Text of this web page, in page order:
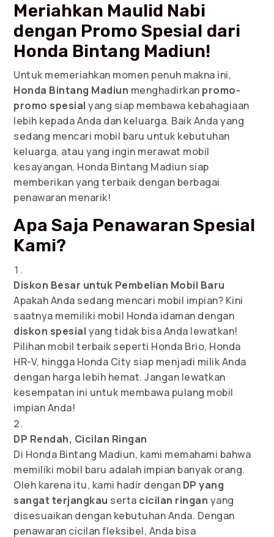
Meriahkan Maulid Nabi
dengan Promo Spesial dari
Honda Bintang Madiun!
Untuk memeriahkan momen penuh makna ini,
Honda Bintang Madiun menghadirkan promo-
promo spesial yang siap membawa kebahagiaan
lebih kepada Anda dan keluarga. Baik Anda yang
sedang mencari mobil baru untuk kebutuhan
keluarga, atau yang ingin merawat mobil
kesayangan, Honda Bintang Madiun siap
memberikan yang terbaik dengan berbagai
penawaran menarik!
Apa Saja Penawaran Spesial
Kami?
Diskon Besar untuk Pembelian Mobil Baru
Apakah Anda sedang mencari mobil impian? Kini
saatnya memiliki mobil Honda idaman dengan
diskon spesial yang tidak bisa Anda lewatkan!
Pilihan mobil terbaik seperti Honda Brio, Honda
HR-V, hingga Honda City siap menjadi milik Anda
dengan harga lebih hemat. Jangan lewatkan
kesempatan ini untuk membawa pulang mobil
impian Anda!
DP Rendah, Cicilan Ringan
Di Honda Bintang Madiun, kami memahami bahwa
memiliki mobil baru adalah impian banyak orang.
Oleh karena itu, kami hadir dengan DP yang
sangat terjangkau serta cicilan ringan yang
disesuaikan dengan kebutuhan Anda. Dengan
penawaran cicilan fleksibel, Anda bisa